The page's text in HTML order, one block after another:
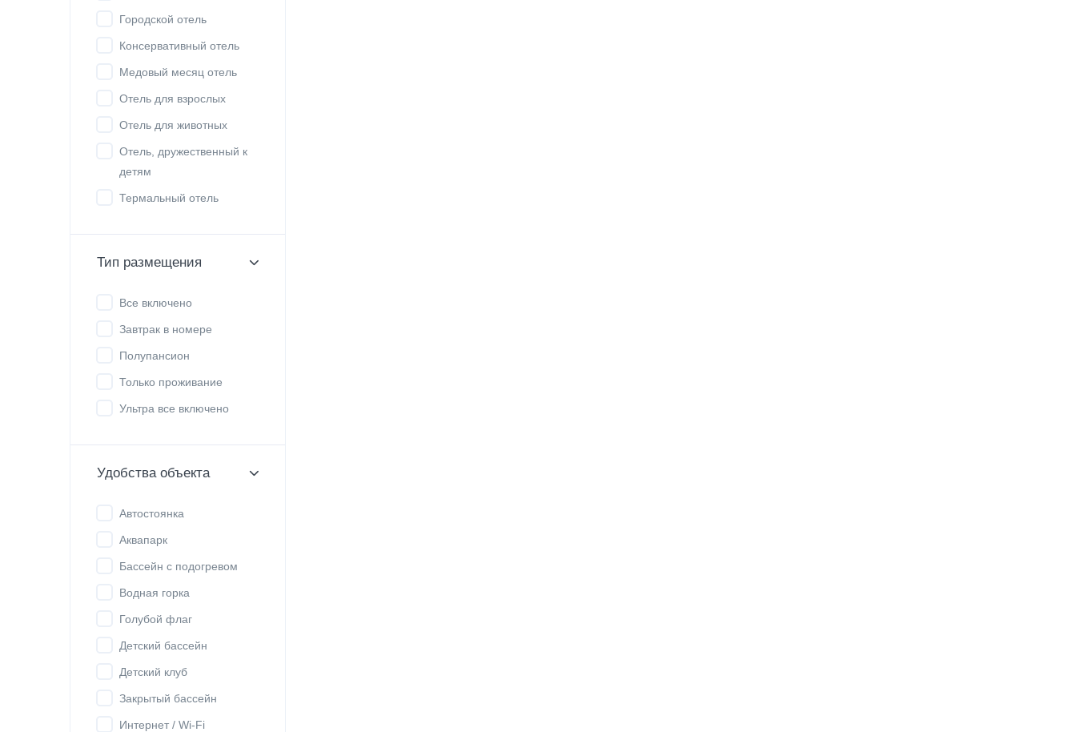
Городской отель
Консервативный отель
Медовый месяц отель
Отель для взрослых
Отель для животных
Отель, дружественный к
детям
Термальный отель
Тип размещения
Все включено
Завтрак в номере
Полупансион
Только проживание
Ультра все включено
Удобства объекта
Автостоянка
Аквапарк
Бассейн с подогревом
Водная горка
Голубой флаг
Детский бассейн
Детский клуб
Закрытый бассейн
Интернет / Wi-Fi